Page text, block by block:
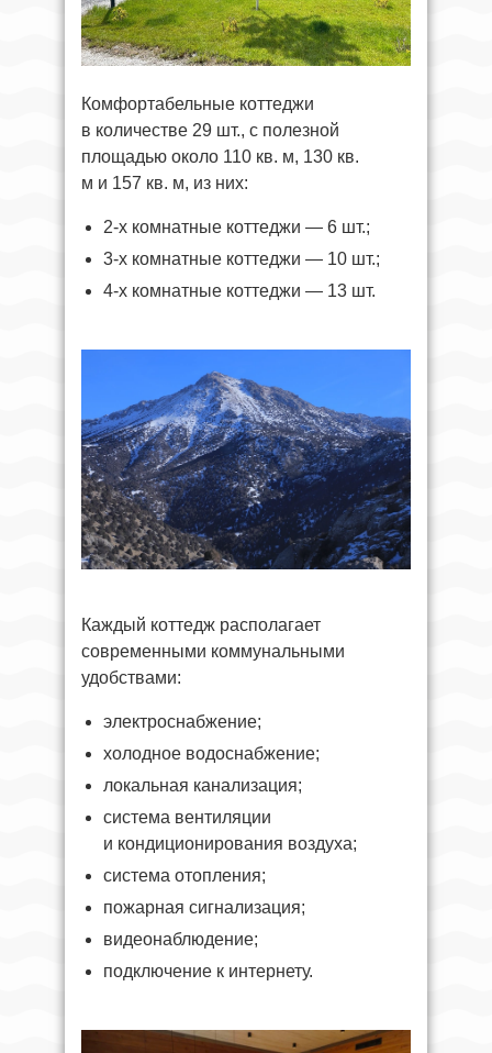
Комфортабельные коттеджи
в количестве 29 шт., с полезной
площадью около 110 кв. м, 130 кв.
м и 157 кв. м, из них:
2-х комнатные коттеджи — 6 шт.;
3-х комнатные коттеджи — 10 шт.;
4-х комнатные коттеджи — 13 шт.
Каждый коттедж располагает
современными коммунальными
удобствами:
электроснабжение;
холодное водоснабжение;
локальная канализация;
система вентиляции
и кондиционирования воздуха;
система отопления;
пожарная сигнализация;
видеонаблюдение;
подключение к интернету.